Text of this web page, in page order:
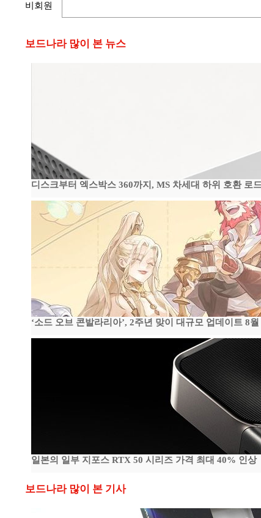
비회원
보드나라 많이 본 뉴스
디스크부터 엑스박스 360까지, MS 차세대 하위 호환 로
‘소드 오브 콘발라리아’, 2주년 맞이 대규모 업데이트 8
일본의 일부 지포스 RTX 50 시리즈 가격 최대 40% 인상
보드나라 많이 본 기사